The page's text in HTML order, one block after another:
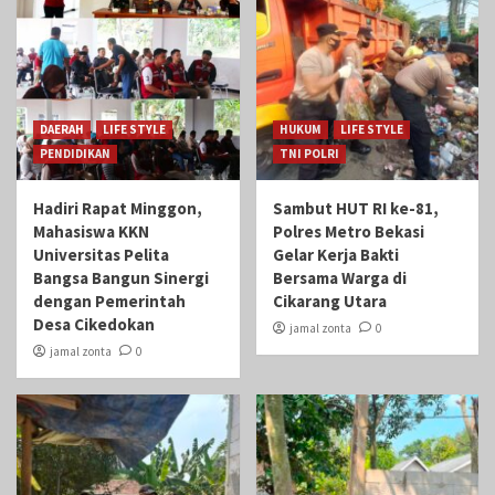
DAERAH
LIFE STYLE
PENDIDIKAN
Hadiri Rapat Minggon,
Mahasiswa KKN
Universitas Pelita
Bangsa Bangun Sinergi
dengan Pemerintah
Desa Cikedokan
jamal zonta 0
HUKUM
LIFE STYLE
TNI POLRI
Sambut HUT RI ke-81,
Polres Metro Bekasi
Gelar Kerja Bakti
Bersama Warga di
Cikarang Utara
jamal zonta 0